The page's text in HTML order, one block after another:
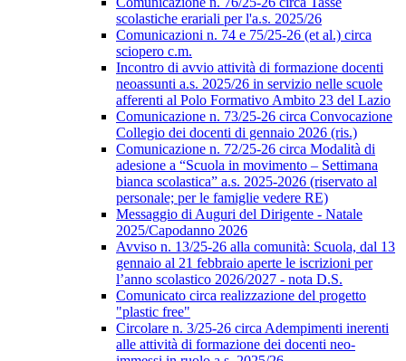
scolastiche erariali per l'a.s. 2025/26
Comunicazioni n. 74 e 75/25-26 (et al.) circa
sciopero c.m.
Incontro di avvio attività di formazione docenti
neoassunti a.s. 2025/26 in servizio nelle scuole
afferenti al Polo Formativo Ambito 23 del Lazio
Comunicazione n. 73/25-26 circa Convocazione
Collegio dei docenti di gennaio 2026 (ris.)
Comunicazione n. 72/25-26 circa Modalità di
adesione a “Scuola in movimento – Settimana
bianca scolastica” a.s. 2025-2026 (riservato al
personale; per le famiglie vedere RE)
Messaggio di Auguri del Dirigente - Natale
2025/Capodanno 2026
Avviso n. 13/25-26 alla comunità: Scuola, dal 13
gennaio al 21 febbraio aperte le iscrizioni per
l’anno scolastico 2026/2027 - nota D.S.
Comunicato circa realizzazione del progetto
"plastic free"
Circolare n. 3/25-26 circa Adempimenti inerenti
alle attività di formazione dei docenti neo-